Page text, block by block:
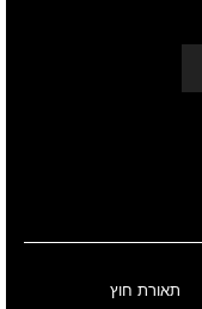
תאורת חוץ